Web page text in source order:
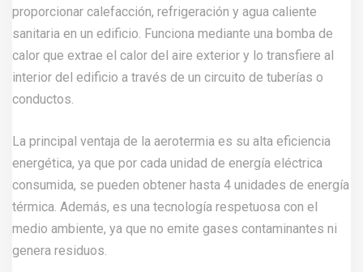
proporcionar calefacción, refrigeración y agua caliente
sanitaria en un edificio. Funciona mediante una bomba de
calor que extrae el calor del aire exterior y lo transfiere al
interior del edificio a través de un circuito de tuberías o
conductos.
La principal ventaja de la aerotermia es su alta eficiencia
energética, ya que por cada unidad de energía eléctrica
consumida, se pueden obtener hasta 4 unidades de energía
térmica. Además, es una tecnología respetuosa con el
medio ambiente, ya que no emite gases contaminantes ni
genera residuos.